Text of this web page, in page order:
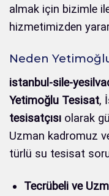
almak için bizimle
hizmetimizden
Neden
istanbul-sile-
Yetimoğlu Tesisat,
tesisatçısı olarak
Uzman kadromuz
türlü su tesisat
Tecrübeli ve